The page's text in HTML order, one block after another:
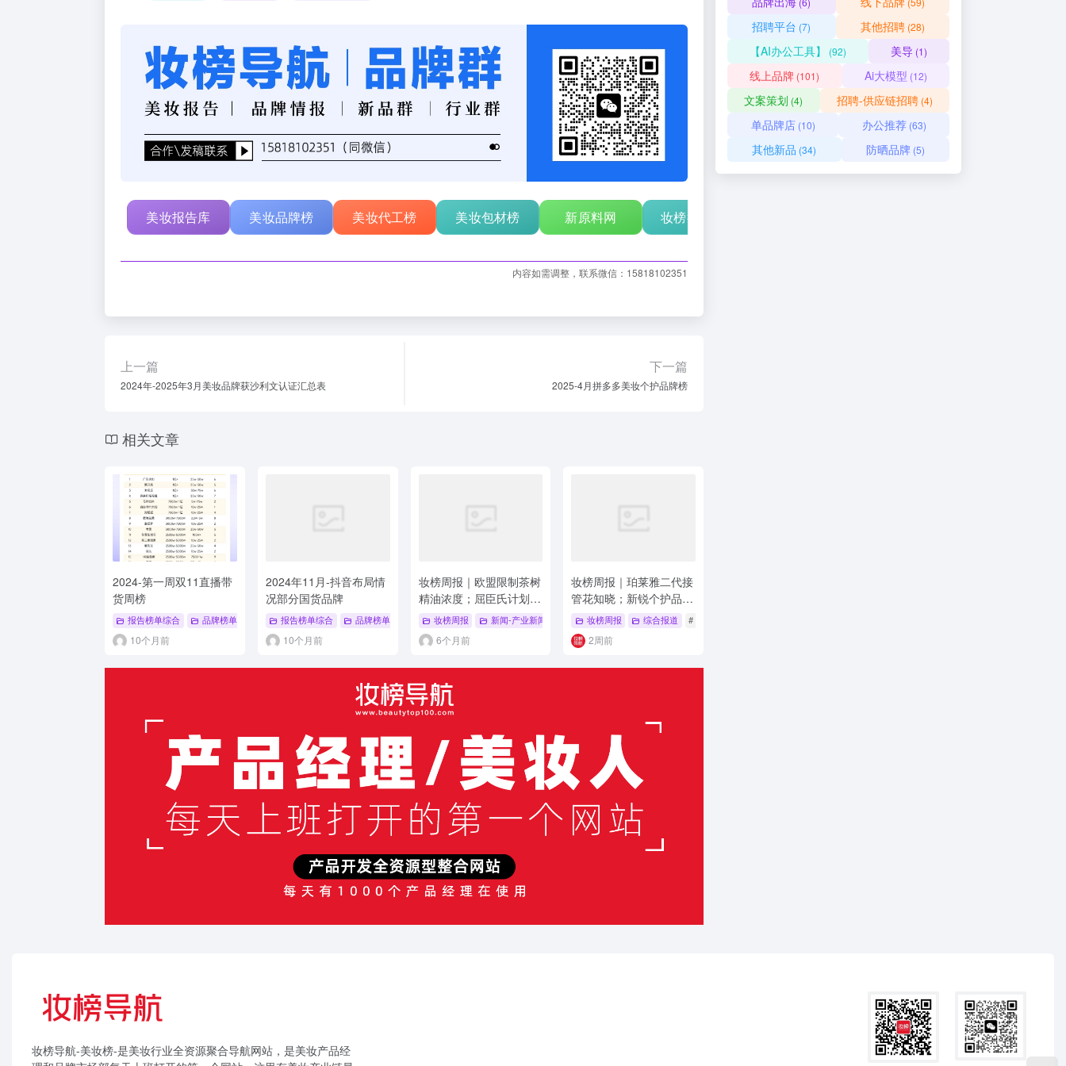
美妆报告库 美妆品牌榜 美妆代工榜 美妆包材榜 新原料网 妆榜行业招聘
内容如需调整，联系微信：15818102351
上一篇
2024年-2025年3月美妆品牌获沙利文认证汇总表
下一篇
2025-4月拼多多美妆个护品牌榜
相关文章
2024-第一周双11直播带
货周榜
报告榜单综合 品牌榜单
10个月前
2024年11月-抖音布局情
况部分国货品牌
报告榜单综合 品牌榜单
10个月前
妆榜周报｜欧盟限制茶树
精油浓度；屈臣氏计划双
重上市；丸美、优嘉士完
成新原料备案
妆榜周报 新闻-产业新闻 # 782
6个月前
妆榜周报｜珀莱雅二代接
管花知晓；新锐个护品牌
“IS是否”被执行千万；青
松股份拟更名诺斯贝尔
妆榜周报 综合报道 # 产业新闻
2周前
招聘平台 (7) 其他招聘(28)
【AI办公工具】 (92) 美导 (1)
线上品牌 (101) Ai大模型 (12)
文案策划 (4) 招聘-供应链招聘(4)
单品牌店(10) 办公推荐(63)
其他新品 (34) 防晒品牌 (5)
妆榜导航-美妆榜-是美妆行业全资源聚合导航网站，是美妆产品经